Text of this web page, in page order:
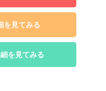
を見てみる
を見てみる